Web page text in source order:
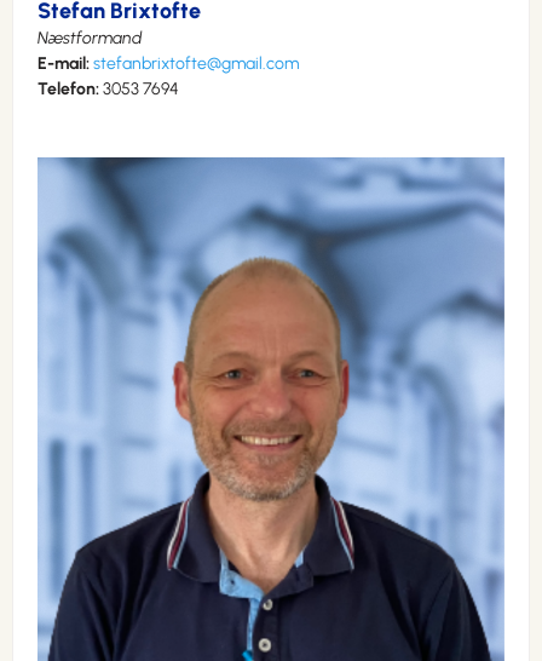
Stefan Brixtofte
Næstformand
E-mail:stefanbrixtofte@gmail.com
Telefon:3053 7694